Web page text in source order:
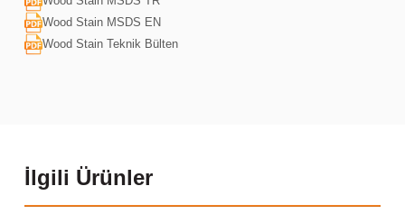
Wood Stain MSDS EN
Wood Stain Teknik Bülten
İlgili Ürünler